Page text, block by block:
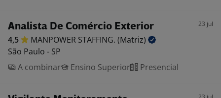
Analista De Comércio Exterior 23 jul
4,5 MANPOWER STAFFING. (Matriz)
São Paulo - SP
A combinar
Ensino Superior Presencial